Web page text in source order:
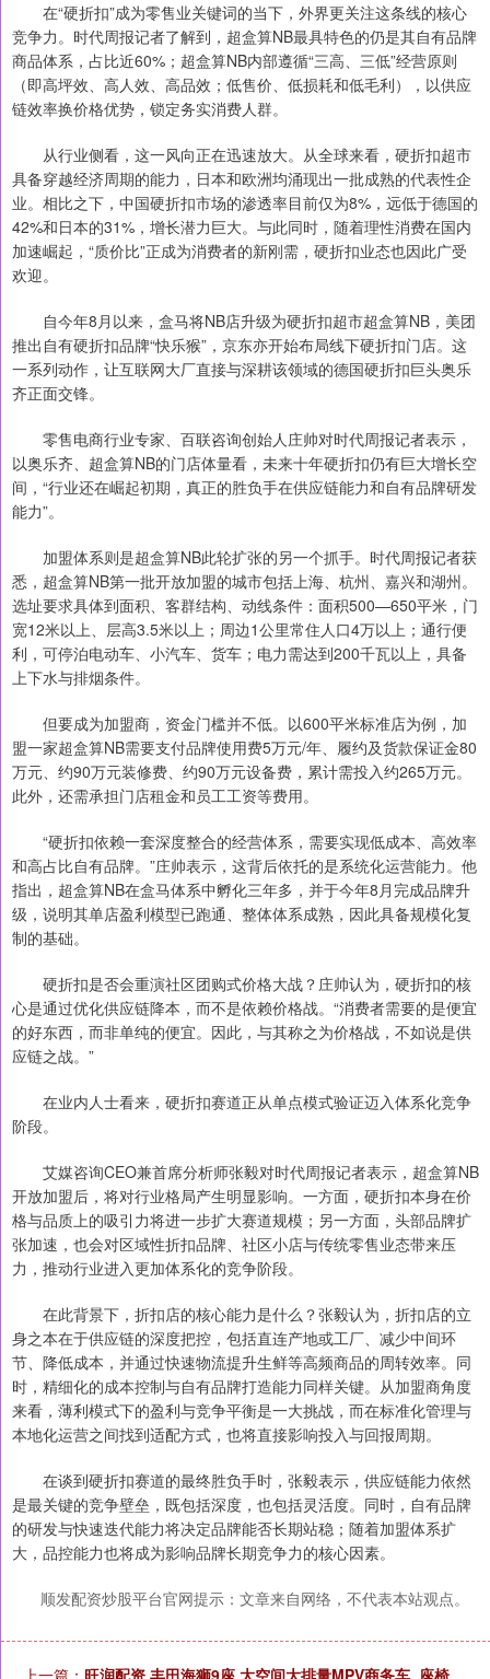
在“硬折扣”成为零售业关键词的当下，外界更关注这条线的核心
竞争力。时代周报记者了解到，超盒算NB最具特色的仍是其自有品牌
商品体系，占比近60%；超盒算NB内部遵循“三高、三低”经营原则
（即高坪效、高人效、高品效；低售价、低损耗和低毛利），以供应
链效率换价格优势，锁定务实消费人群。
从行业侧看，这一风向正在迅速放大。从全球来看，硬折扣超市
具备穿越经济周期的能力，日本和欧洲均涌现出一批成熟的代表性企
业。相比之下，中国硬折扣市场的渗透率目前仅为8%，远低于德国的
42%和日本的31%，增长潜力巨大。与此同时，随着理性消费在国内
加速崛起，“质价比”正成为消费者的新刚需，硬折扣业态也因此广受
欢迎。
自今年8月以来，盒马将NB店升级为硬折扣超市超盒算NB，美团
推出自有硬折扣品牌“快乐猴”，京东亦开始布局线下硬折扣门店。这
一系列动作，让互联网大厂直接与深耕该领域的德国硬折扣巨头奥乐
齐正面交锋。
零售电商行业专家、百联咨询创始人庄帅对时代周报记者表示，
以奥乐齐、超盒算NB的门店体量看，未来十年硬折扣仍有巨大增长空
间，“行业还在崛起初期，真正的胜负手在供应链能力和自有品牌研发
能力”。
加盟体系则是超盒算NB此轮扩张的另一个抓手。时代周报记者获
悉，超盒算NB第一批开放加盟的城市包括上海、杭州、嘉兴和湖州。
选址要求具体到面积、客群结构、动线条件：面积500—650平米，门
宽12米以上、层高3.5米以上；周边1公里常住人口4万以上；通行便
利，可停泊电动车、小汽车、货车；电力需达到200千瓦以上，具备
上下水与排烟条件。
但要成为加盟商，资金门槛并不低。以600平米标准店为例，加
盟一家超盒算NB需要支付品牌使用费5万元/年、履约及货款保证金80
万元、约90万元装修费、约90万元设备费，累计需投入约265万元。
此外，还需承担门店租金和员工工资等费用。
“硬折扣依赖一套深度整合的经营体系，需要实现低成本、高效率
和高占比自有品牌。”庄帅表示，这背后依托的是系统化运营能力。他
指出，超盒算NB在盒马体系中孵化三年多，并于今年8月完成品牌升
级，说明其单店盈利模型已跑通、整体体系成熟，因此具备规模化复
制的基础。
硬折扣是否会重演社区团购式价格大战？庄帅认为，硬折扣的核
心是通过优化供应链降本，而不是依赖价格战。“消费者需要的是便宜
的好东西，而非单纯的便宜。因此，与其称之为价格战，不如说是供
应链之战。”
在业内人士看来，硬折扣赛道正从单点模式验证迈入体系化竞争
阶段。
艾媒咨询CEO兼首席分析师张毅对时代周报记者表示，超盒算NB
开放加盟后，将对行业格局产生明显影响。一方面，硬折扣本身在价
格与品质上的吸引力将进一步扩大赛道规模；另一方面，头部品牌扩
张加速，也会对区域性折扣品牌、社区小店与传统零售业态带来压
力，推动行业进入更加体系化的竞争阶段。
在此背景下，折扣店的核心能力是什么？张毅认为，折扣店的立
身之本在于供应链的深度把控，包括直连产地或工厂、减少中间环
节、降低成本，并通过快速物流提升生鲜等高频商品的周转效率。同
时，精细化的成本控制与自有品牌打造能力同样关键。从加盟商角度
来看，薄利模式下的盈利与竞争平衡是一大挑战，而在标准化管理与
本地化运营之间找到适配方式，也将直接影响投入与回报周期。
在谈到硬折扣赛道的最终胜负手时，张毅表示，供应链能力依然
是最关键的竞争壁垒，既包括深度，也包括灵活度。同时，自有品牌
的研发与快速迭代能力将决定品牌能否长期站稳；随着加盟体系扩
大，品控能力也将成为影响品牌长期竞争力的核心因素。
顺发配资炒股平台官网提示：文章来自网络，不代表本站观点。